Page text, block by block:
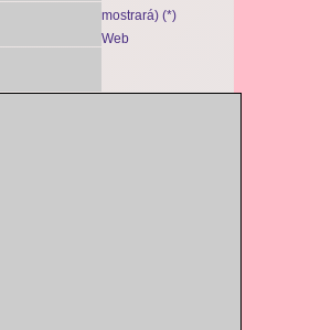
mostrará) (*)
Web